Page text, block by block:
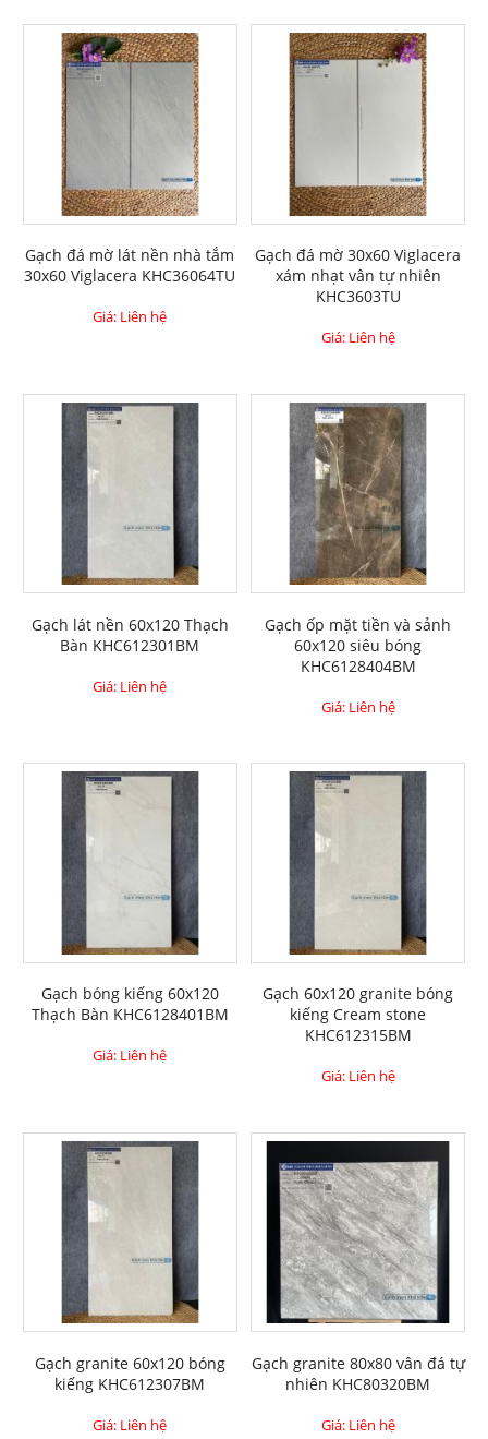
Gạch đá mờ lát nền nhà tắm
30x60 Viglacera KHC36064TU
Giá: Liên hệ
Gạch đá mờ 30x60 Viglacera
xám nhạt vân tự nhiên
KHC3603TU
Giá: Liên hệ
Gạch lát nền 60x120 Thạch
Bàn KHC612301BM
Giá: Liên hệ
Gạch ốp mặt tiền và sảnh
60x120 siêu bóng
KHC6128404BM
Giá: Liên hệ
Gạch bóng kiếng 60x120
Thạch Bàn KHC6128401BM
Giá: Liên hệ
Gạch 60x120 granite bóng
kiếng Cream stone
KHC612315BM
Giá: Liên hệ
Gạch granite 60x120 bóng
kiếng KHC612307BM
Giá: Liên hệ
Gạch granite 80x80 vân đá tự
nhiên KHC80320BM
Giá: Liên hệ